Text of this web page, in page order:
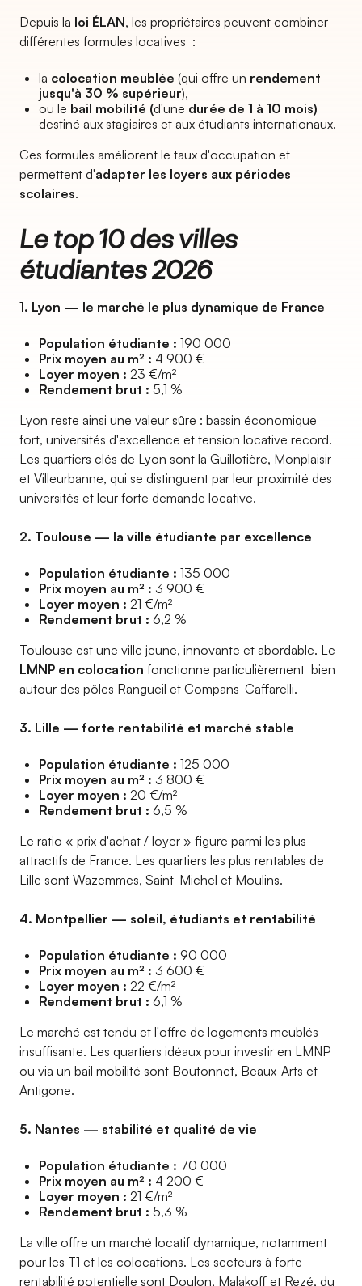
Depuis la loi ÉLAN, les propriétaires peuvent combiner
différentes formules locatives :
la colocation meublée (qui offre un rendement
jusqu'à 30 % supérieur),
ou le bail mobilité (d'une durée de 1 à 10 mois)
destiné aux stagiaires et aux étudiants internationaux.
Ces formules améliorent le taux d'occupation et
permettent d'adapter les loyers aux périodes
scolaires.
Le top 10 des villes
étudiantes 2026
1. Lyon — le marché le plus dynamique de France
Population étudiante : 190 000
Prix moyen au m² : 4 900 €
Loyer moyen : 23 €/m²
Rendement brut : 5,1 %
Lyon reste ainsi une valeur sûre : bassin économique
fort, universités d'excellence et tension locative record.
Les quartiers clés de Lyon sont la Guillotière, Monplaisir
et Villeurbanne, qui se distinguent par leur proximité des
universités et leur forte demande locative.
2. Toulouse — la ville étudiante par excellence
Population étudiante : 135 000
Prix moyen au m² : 3 900 €
Loyer moyen : 21 €/m²
Rendement brut : 6,2 %
Toulouse est une ville jeune, innovante et abordable. Le
LMNP en colocation fonctionne particulièrement bien
autour des pôles Rangueil et Compans-Caffarelli.
3. Lille — forte rentabilité et marché stable
Population étudiante : 125 000
Prix moyen au m² : 3 800 €
Loyer moyen : 20 €/m²
Rendement brut : 6,5 %
Le ratio « prix d'achat / loyer » figure parmi les plus
attractifs de France. Les quartiers les plus rentables de
Lille sont Wazemmes, Saint-Michel et Moulins.
4. Montpellier — soleil, étudiants et rentabilité
Population étudiante : 90 000
Prix moyen au m² : 3 600 €
Loyer moyen : 22 €/m²
Rendement brut : 6,1 %
Le marché est tendu et l'offre de logements meublés
insuffisante. Les quartiers idéaux pour investir en LMNP
ou via un bail mobilité sont Boutonnet, Beaux-Arts et
Antigone.
5. Nantes — stabilité et qualité de vie
Population étudiante : 70 000
Prix moyen au m² : 4 200 €
Loyer moyen : 21 €/m²
Rendement brut : 5,3 %
La ville offre un marché locatif dynamique, notamment
pour les T1 et les colocations. Les secteurs à forte
rentabilité potentielle sont Doulon, Malakoff et Rezé, du